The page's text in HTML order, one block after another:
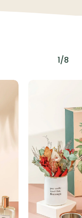
1/8